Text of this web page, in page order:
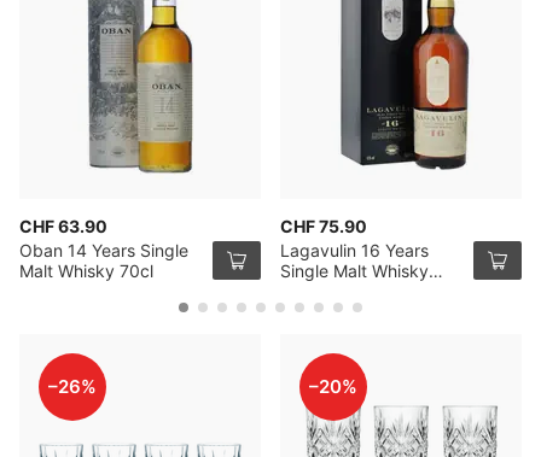
CHF 63.90
Oban 14 Years Single
Malt Whisky 70cl
CHF 75.90
Lagavulin 16 Years
Single Malt Whisky
–26% –20%